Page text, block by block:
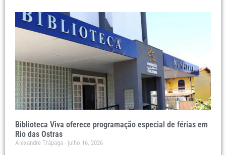
Biblioteca Viva oferece programação especial de férias em
Rio das Ostras
Alexandre Trápaga julho 16, 2026